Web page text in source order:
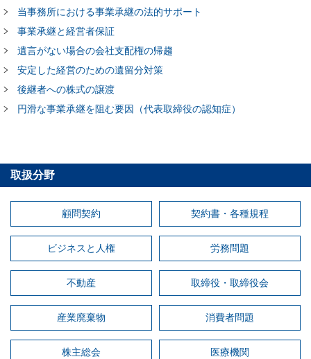
当事務所における事業承継の法的サポート
事業承継と経営者保証
遺言がない場合の会社支配権の帰趨
安定した経営のための遺留分対策
後継者への株式の譲渡
円滑な事業承継を阻む要因（代表取締役の認知症）
取扱分野
顧問契約 契約書・各種規程
ビジネスと人権 労務問題
不動産 取締役・取締役会
産業廃棄物 消費者問題
株主総会 医療機関